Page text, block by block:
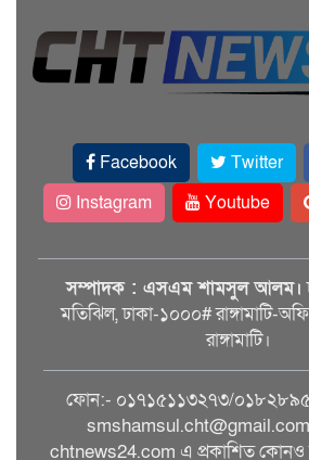
Facebook Twitter
Instagram
Youtube
সম্পাদক : এসএম শামসুল আলম।
মতিঝিল, ঢাকা-১০০০# রাঙ্গামাটি-
রাঙ্গামাটি।
ফোন:- ০১৭১৫১১৩২৭৩/
chtnews24.com এ প্রকাশিত কোনও